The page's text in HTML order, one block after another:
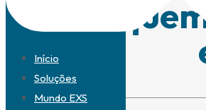
Início
Soluções
Mundo EXS
Para